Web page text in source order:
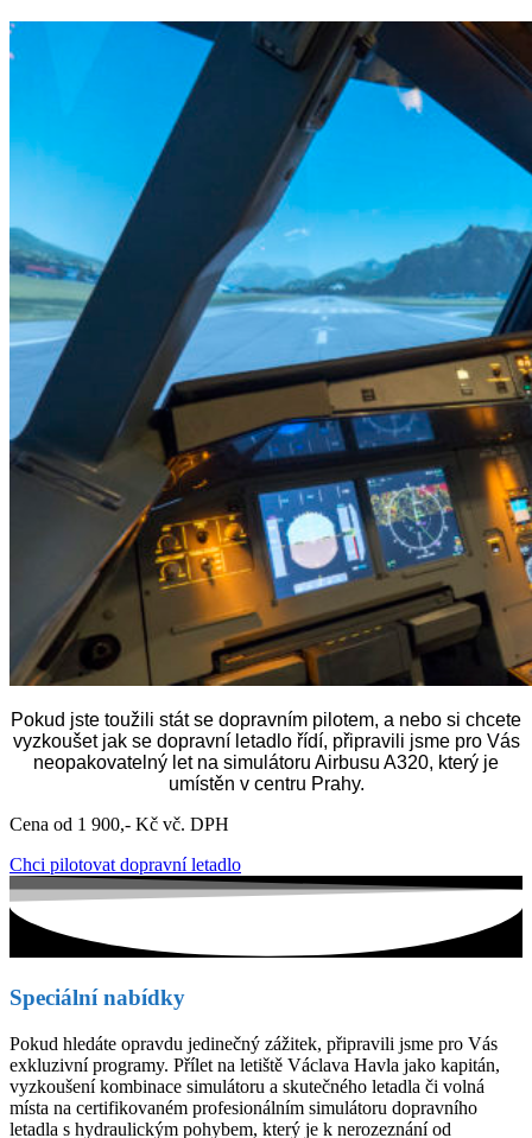
Pokud jste toužili stát se dopravním pilotem, a nebo si chcete
vyzkoušet jak se dopravní letadlo řídí, připravili jsme pro Vás
neopakovatelný let na simulátoru Airbusu A320, který je
umístěn v centru Prahy.
Cena od 1 900,- Kč vč. DPH
Chci pilotovat dopravní letadlo
Speciální nabídky
Pokud hledáte opravdu jedinečný zážitek, připravili jsme pro Vás
exkluzivní programy. Přílet na letiště Václava Havla jako kapitán,
vyzkoušení kombinace simulátoru a skutečného letadla či volná
místa na certifikovaném profesionálním simulátoru dopravního
letadla s hydraulickým pohybem, který je k nerozeznání od